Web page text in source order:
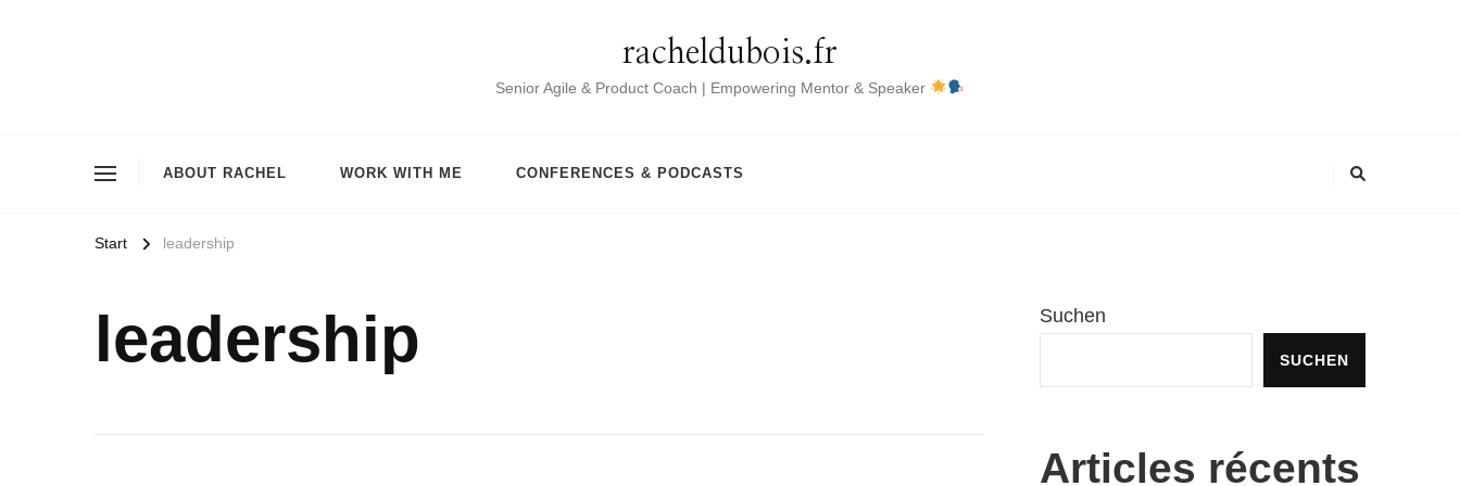
racheldubois.fr
Senior Agile & Product Coach | Empowering Mentor & Speaker
ABOUT RACHEL WORK WITH ME CONFERENCES & PODCASTS
Start leadership
leadership Suchen
SUCHEN
Articles récents